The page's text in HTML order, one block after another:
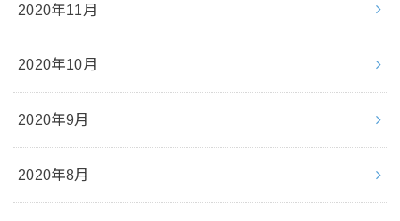
2020年11月
2020年10月
2020年9月
2020年8月